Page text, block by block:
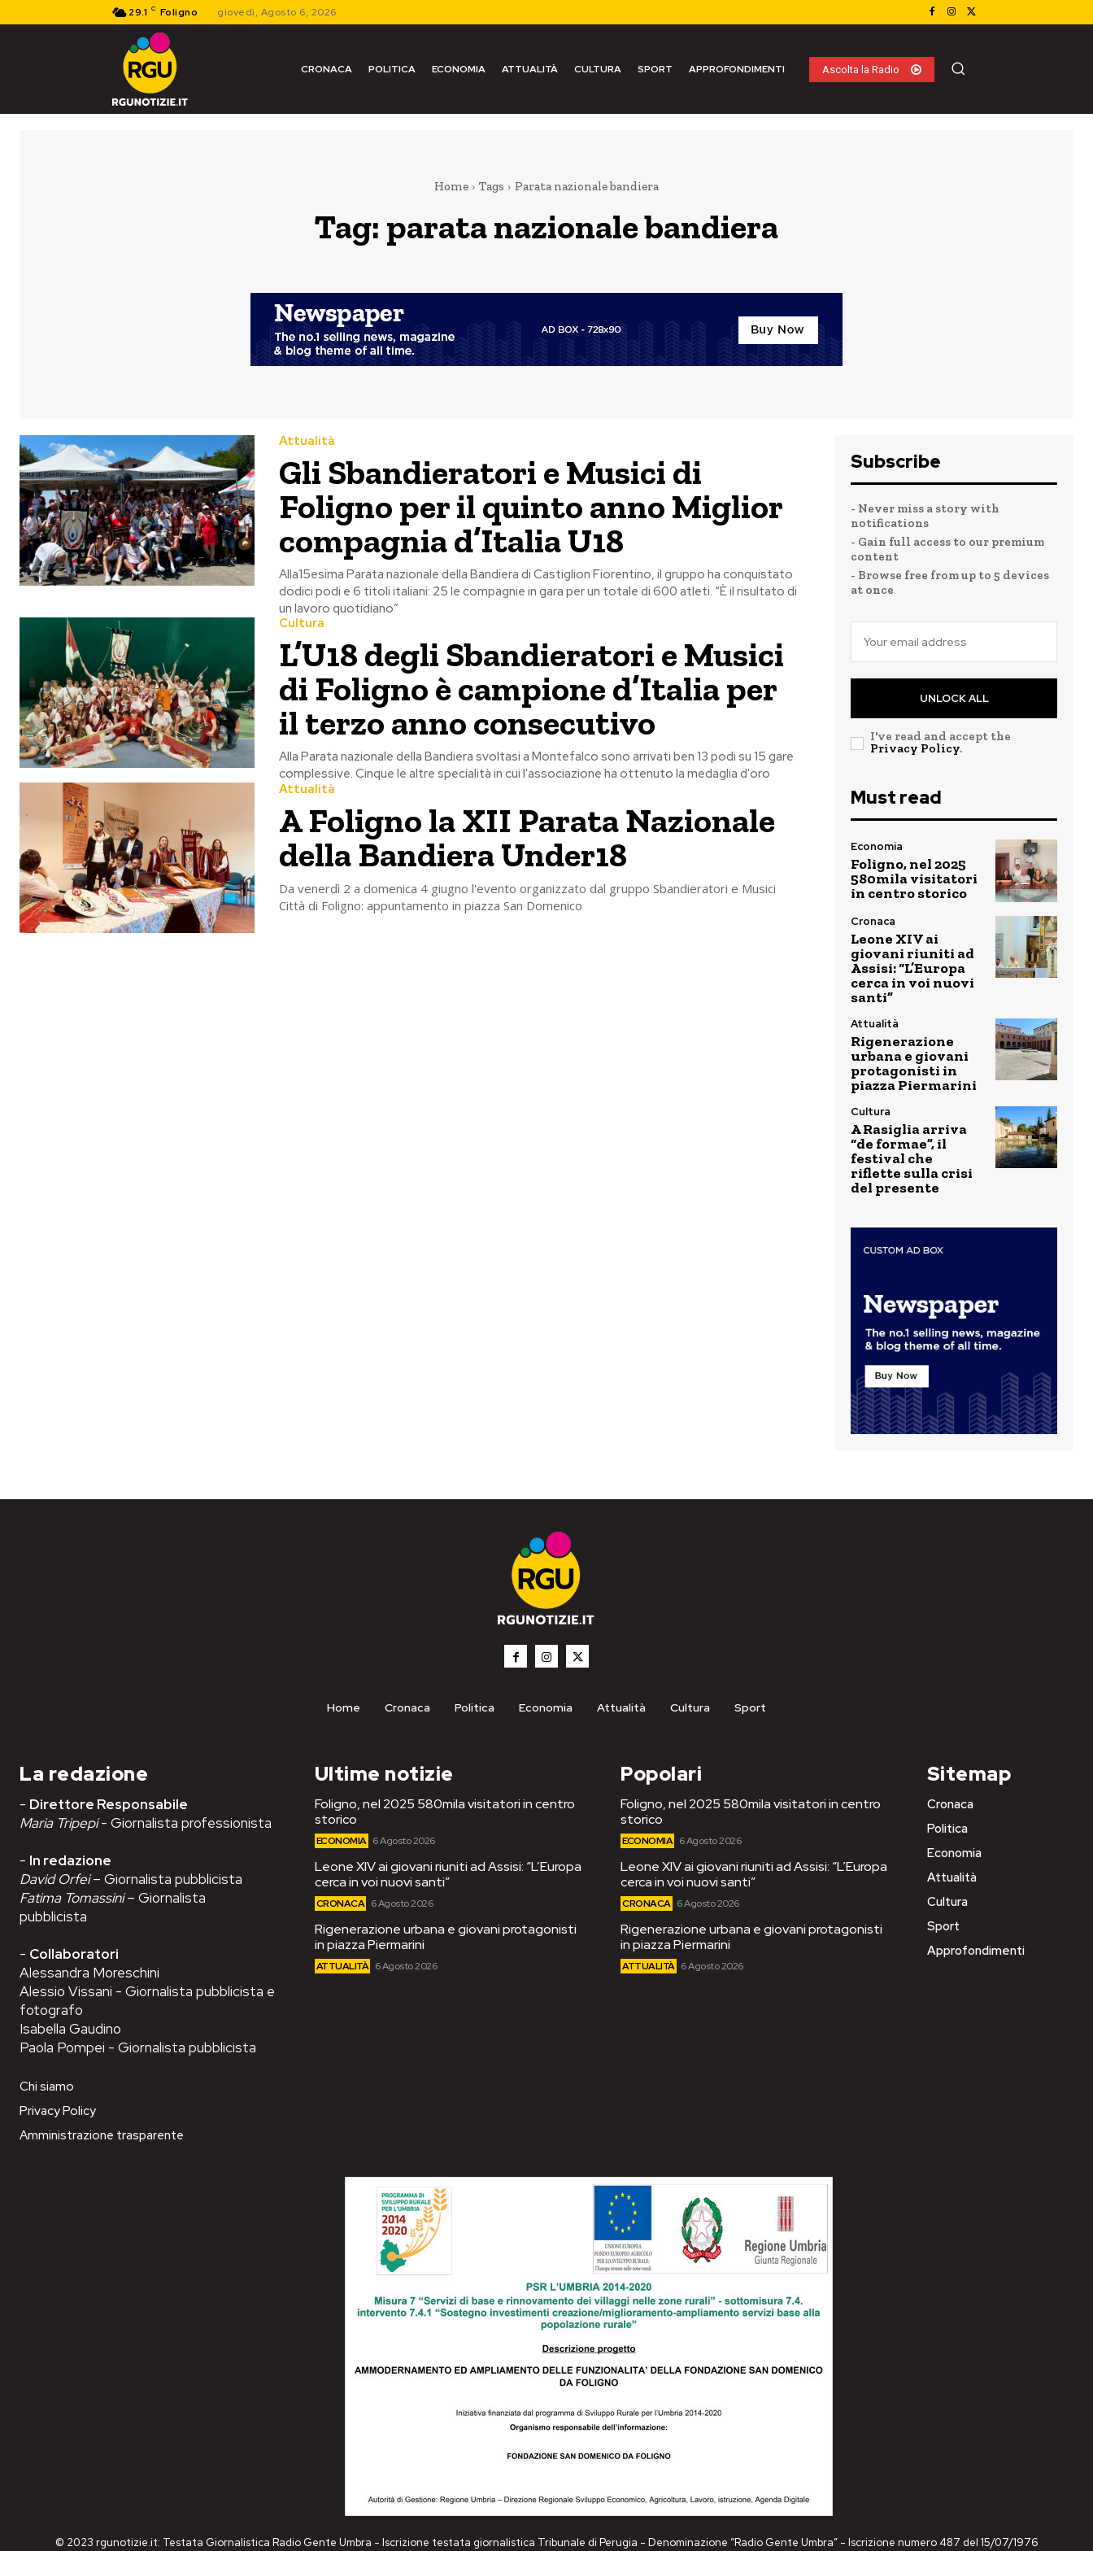
29.1 C Foligno giovedì, Agosto 6, 2026
CRONACA POLITICA ECONOMIA ATTUALITÀ CULTURA SPORT APPROFONDIMENTI Ascolta la Radio
Home Tags Parata nazionale bandiera
Tag: parata nazionale bandiera
Attualità
Gli Sbandieratori e Musici di
Foligno per il quinto anno Miglior
compagnia d’Italia U18
Alla15esima Parata nazionale della Bandiera di Castiglion Fiorentino, il gruppo ha conquistato
dodici podi e 6 titoli italiani: 25 le compagnie in gara per un totale di 600 atleti. “È il risultato di
un lavoro quotidiano”
Cultura
L’U18 degli Sbandieratori e Musici
di Foligno è campione d’Italia per
il terzo anno consecutivo
Alla Parata nazionale della Bandiera svoltasi a Montefalco sono arrivati ben 13 podi su 15 gare
complessive. Cinque le altre specialità in cui l'associazione ha ottenuto la medaglia d'oro
Attualità
A Foligno la XII Parata Nazionale
della Bandiera Under18
Da venerdì 2 a domenica 4 giugno l'evento organizzato dal gruppo Sbandieratori e Musici
Città di Foligno: appuntamento in piazza San Domenico
Subscribe
- Never miss a story with
notifications
- Gain full access to our premium
content
- Browse free from up to 5 devices
at once
UNLOCK ALL
I've read and accept the
Privacy Policy.
Must read
Economia
Foligno, nel 2025
580mila visitatori
in centro storico
Cronaca
Leone XIV ai
giovani riuniti ad
Assisi: “L’Europa
cerca in voi nuovi
santi”
Attualità
Rigenerazione
urbana e giovani
protagonisti in
piazza Piermarini
Cultura
A Rasiglia arriva
“de formae”, il
festival che
riflette sulla crisi
del presente
Home Cronaca Politica Economia Attualità Cultura Sport
La redazione
- Direttore Responsabile
Maria Tripepi- Giornalista professionista
- In redazione
David Orfei– Giornalista pubblicista
Fatima Tomassini– Giornalista
pubblicista
- Collaboratori
Alessandra Moreschini
Alessio Vissani - Giornalista pubblicista e
fotografo
Isabella Gaudino
Paola Pompei - Giornalista pubblicista
Chi siamo
Privacy Policy
Amministrazione trasparente
Ultime notizie
Foligno, nel 2025 580mila visitatori in centro
storico
ECONOMIA 6 Agosto 2026
Leone XIV ai giovani riuniti ad Assisi: “L’Europa
cerca in voi nuovi santi”
CRONACA 6 Agosto 2026
Rigenerazione urbana e giovani protagonisti
in piazza Piermarini
ATTUALITÀ 6 Agosto 2026
Popolari
Foligno, nel 2025 580mila visitatori in centro
storico
ECONOMIA 6 Agosto 2026
Leone XIV ai giovani riuniti ad Assisi: “L’Europa
cerca in voi nuovi santi”
CRONACA 6 Agosto 2026
Rigenerazione urbana e giovani protagonisti
in piazza Piermarini
ATTUALITÀ 6 Agosto 2026
Sitemap
Cronaca
Politica
Economia
Attualità
Cultura
Sport
Approfondimenti
© 2023 rgunotizie.it: Testata Giornalistica Radio Gente Umbra - Iscrizione testata giornalistica Tribunale di Perugia - Denominazione “Radio Gente Umbra” - Iscrizione numero 487 del 15/07/1976